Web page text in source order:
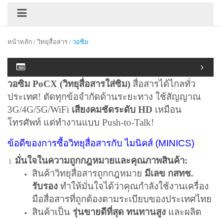
หน้าหลัก / วิทยุสื่อสาร / วอซิม
วอซิม PoCX (วิทยุสื่อสารใส่ซิม) สื่อสารได้ไกลทั่ว
ประเทศ! ตัดทุกข้อจำกัดด้านระยะทาง ใช้สัญญาณ
3G/4G/5G/WiFi เสียงคมชัดระดับ HD เหมือน
โทรศัพท์ แต่ทำงานแบบ Push-to-Talk!
ข้อดีของการซื้อวิทยุสื่อสารกับ ไมนิคส์ (MINICS)
มั่นใจในความถูกกฎหมายและคุณภาพสินค้า:
สินค้าวิทยุสื่อสารถูกกฎหมาย มีเลข กสทช.
รับรอง ทำให้มั่นใจได้ว่าคุณกำลังใช้งานเครื่อง
มือสื่อสารที่ถูกต้องตามระเบียบของประเทศไทย
สินค้าเป็น รุ่นขายดีที่สุด ทนทานสูง และผลิต